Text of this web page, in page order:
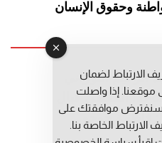
وحقوق الإنسان
الرحيم التوراني
المعطي قبال
فاطمة حوحو
الارتباط لضمان
إذا واصلت
موافقتك على
الخاصة بنا.